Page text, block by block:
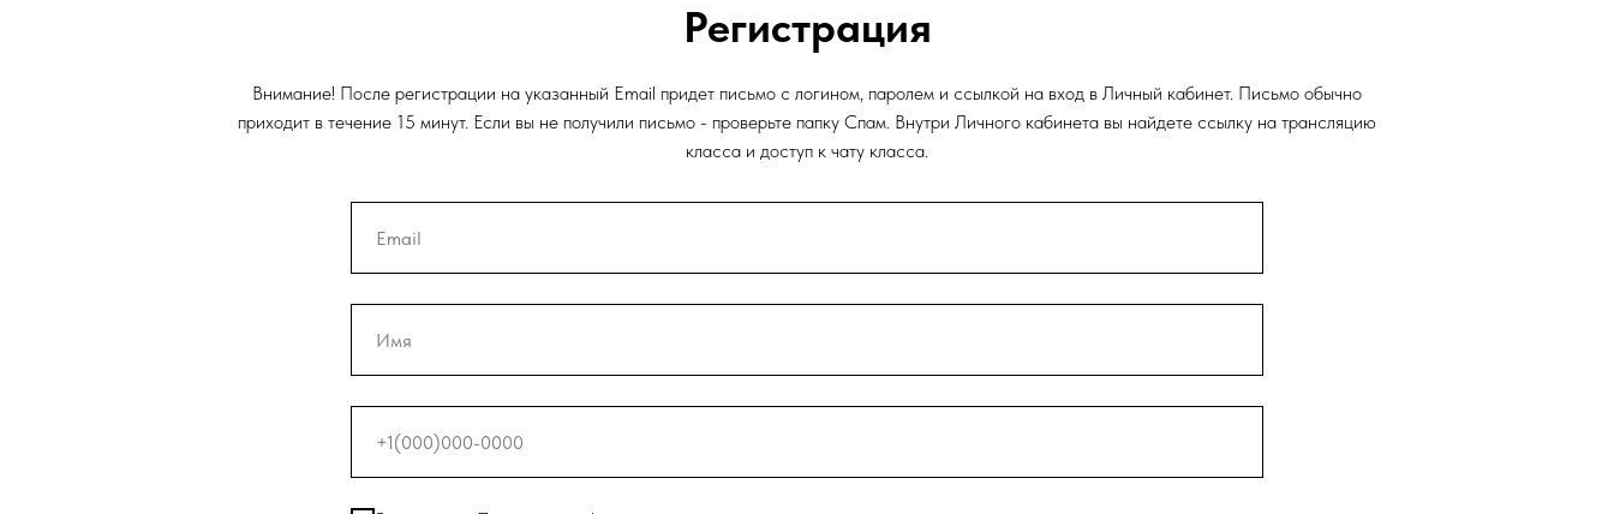
Регистрация
Внимание! После регистрации на указанный Email придет письмо с логином, паролем и ссылкой на вход в Личный кабинет. Письмо обычно
приходит в течение 15 минут. Если вы не получили письмо - проверьте папку Спам. Внутри Личного кабинета вы найдете ссылку на трансляцию
класса и доступ к чату класса.